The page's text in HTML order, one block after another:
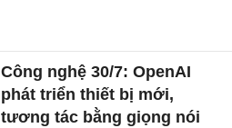
Công nghệ 30/7: OpenAI
phát triển thiết bị mới,
tương tác bằng giọng nói